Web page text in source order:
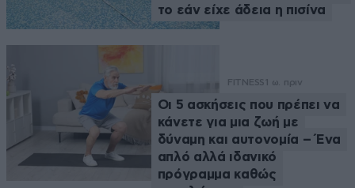
το εάν είχε άδεια η πισίνα
FITNESS 1 ω. πριν
Οι 5 ασκήσεις που πρέπει να
κάνετε για μια ζωή με
δύναμη και αυτονομία – Ένα
απλό αλλά ιδανικό
πρόγραμμα καθώς